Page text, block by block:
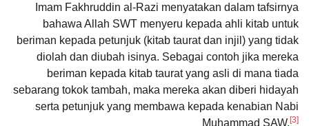
Imam Fakhruddin al-Razi menyatakan dalam tafsirnya
bahawa Allah SWT menyeru kepada ahli kitab untuk
beriman kepada petunjuk (kitab taurat dan injil) yang tidak
diolah dan diubah isinya. Sebagai contoh jika mereka
beriman kepada kitab taurat yang asli di mana tiada
sebarang tokok tambah, maka mereka akan diberi hidayah
serta petunjuk yang membawa kepada kenabian Nabi
Muhammad SAW.[3]